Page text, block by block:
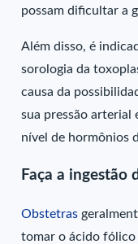
possam dificultar a
Além disso, é
sorologia da
causa da
sua pressão arterial
nível de hormônios
Faça a ingestão
Obstetras
tomar o ácido fólico